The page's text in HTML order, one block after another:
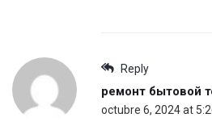
Reply
ремонт бытовой
octubre 6, 2024 at